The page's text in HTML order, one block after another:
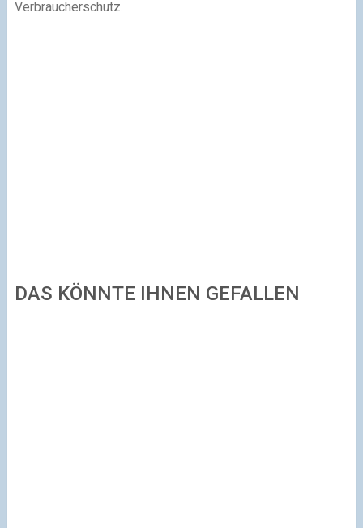
Verbraucherschutz.
DAS KÖNNTE IHNEN GEFALLEN